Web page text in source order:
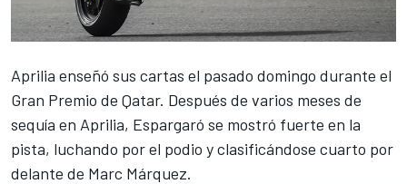
Aprilia enseñó sus cartas el pasado domingo durante el
Gran Premio de Qatar. Después de varios meses de
sequía en Aprilia, Espargaró se mostró fuerte en la
pista, luchando por el podio y clasificándose cuarto por
delante de Marc Márquez.